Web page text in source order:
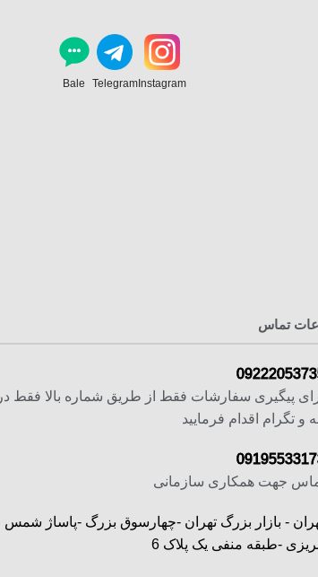
Instagram
Telegram
Bale
تماس
پیگیری سفارشات فقط از طریق شماره بالا فقط در
و تگرام اقدام فرمایید
جهت همکاری سازمانی
- بازار بزرگ تهران -چهارسوق بزرگ -پاساژ شمس
-طبقه منفی یک پلاک 6